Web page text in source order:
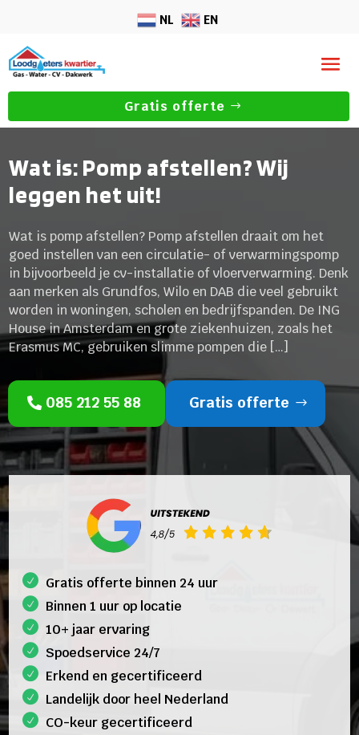
NL EN
Gratis offerte
Wat is: Pomp afstellen? Wij
leggen het uit!
Wat is pomp afstellen? Pomp afstellen draait om het
goed instellen van een circulatie- of verwarmingspomp
in bijvoorbeeld je cv-installatie of vloerverwarming. Denk
aan merken als Grundfos, Wilo en DAB die veel gebruikt
worden in woningen, scholen en bedrijfspanden. De ING
House in Amsterdam en grote ziekenhuizen, zoals het
Erasmus MC, gebruiken slimme pompen die […]
085 212 55 88 Gratis offerte
Gratis offerte binnen 24 uur
Binnen 1 uur op locatie
10+ jaar ervaring
Spoedservice 24/7
Erkend en gecertificeerd
Landelijk door heel Nederland
CO-keur gecertificeerd